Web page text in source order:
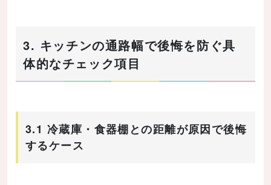
3. キッチンの通路幅で後悔を防ぐ具
体的なチェック項目
3.1 冷蔵庫・食器棚との距離が原因で後悔
するケース